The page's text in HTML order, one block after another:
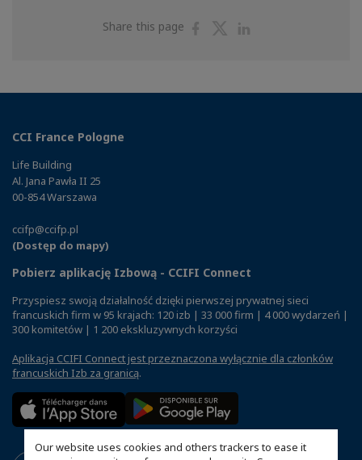
Our website uses cookies and others trackers to ease it
Share this page
ShareShare
CCI France Pologne
Life Building
Al. Jana Pawła II 25
00-854 Warszawa
ccifp@ccifp.pl
(Dostęp do mapy)
Pobierz aplikację Izbową - CCIFI Connect
Przyspiesz swoją działalność dzięki pierwszej prywatnej sieci
francuskich firm w 95 krajach: 120 izb | 33 000 firm | 4 000 wydarzeń |
300 komitetów | 1 200 ekskluzywnych korzyści
Aplikacja CCIFI Connect jest przeznaczona wyłącznie dla członków
francuskich Izb za granicą.